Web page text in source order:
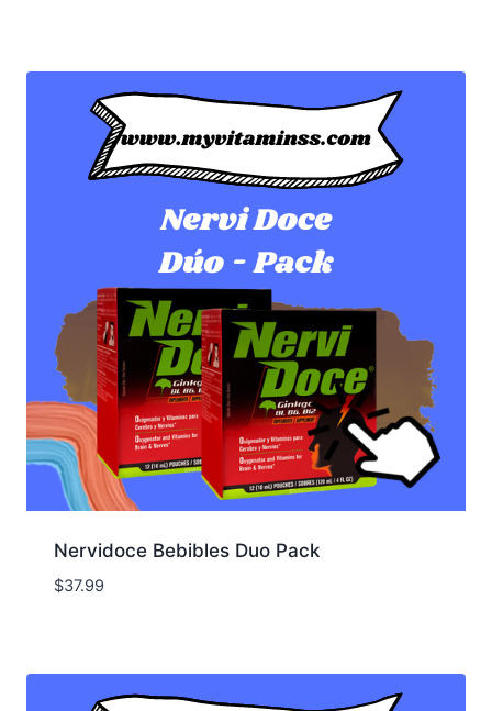
Nervidoce Bebibles Duo Pack
$37.99